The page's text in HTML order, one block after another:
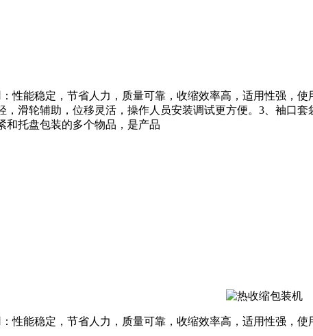
性能稳定，节省人力，质量可靠，收缩效率高，适用性强，
，滑轮辅助，位移灵活，操作人员安装调试更方便。3、袖口
和托盘包装的多个物品，是产品
性能稳定，节省人力，质量可靠，收缩效率高，适用性强，